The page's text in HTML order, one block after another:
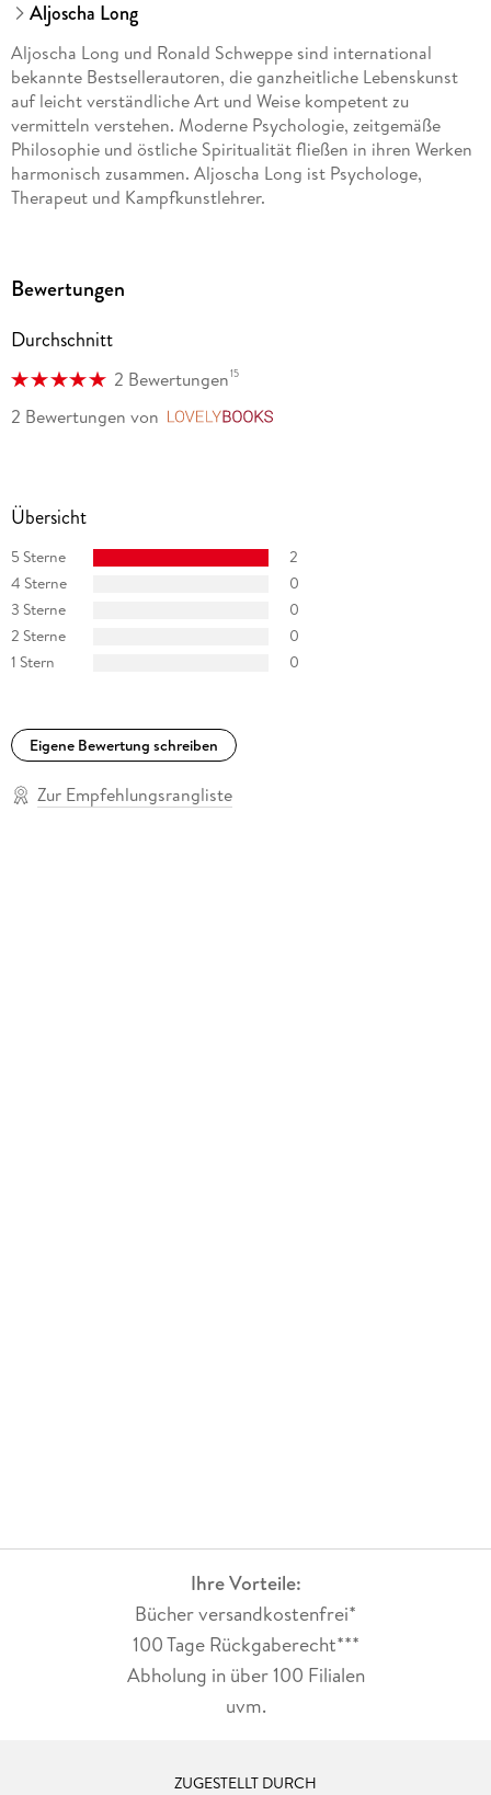
Aljoscha Long
Aljoscha Long und Ronald Schweppe sind international
bekannte Bestsellerautoren, die ganzheitliche Lebenskunst
auf leicht verständliche Art und Weise kompetent zu
vermitteln verstehen. Moderne Psychologie, zeitgemäße
Philosophie und östliche Spiritualität fließen in ihren Werken
harmonisch zusammen. Aljoscha Long ist Psychologe,
Therapeut und Kampfkunstlehrer.
auf leicht verständliche Art und Weise kompetent zu
Philosophie und östliche Spiritualität fließen in ihren Werken
harmonisch zusammen. Ronald Schweppe ist
Orchestermusiker und Meditationslehrer.
Bewertungen
Durchschnitt
2 Bewertungen15
2 Bewertungen von
Übersicht
5 Sterne
2
4 Sterne
0
3 Sterne
0
2 Sterne
0
1 Stern
0
Eigene Bewertung schreiben
Zur Empfehlungsrangliste
Ihre Vorteile:
Bücher versandkostenfrei*
100 Tage Rückgaberecht***
Abholung in über 100 Filialen
uvm.
ZUGESTELLT DURCH